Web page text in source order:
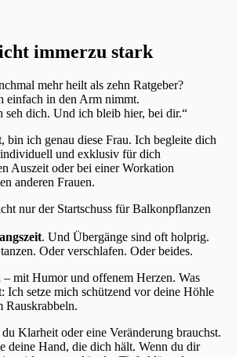
immerzu stark
mehr heilt als zehn Ratgeber?
einfach in den Arm nimmt.
seh dich. Und ich bleib hier, bei dir.“
bin ich genau diese Frau. Ich begleite dich
und exklusiv für dich
Auszeit oder bei einer Workation
anderen Frauen.
nur der Startschuss für Balkonpflanzen
. Und Übergänge sind oft holprig.
Oder verschlafen. Oder beides.
mit Humor und offenem Herzen. Was
Ich setze mich schützend vor deine Höhle
Rauskrabbeln.
Klarheit oder eine Veränderung brauchst.
deine Hand, die dich hält. Wenn du dir